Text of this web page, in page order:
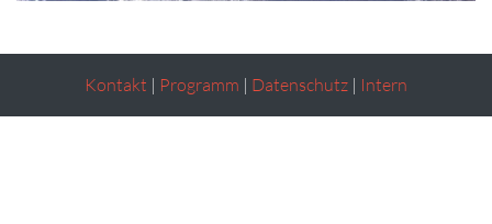
Kontakt | Programm | Datenschutz | Intern